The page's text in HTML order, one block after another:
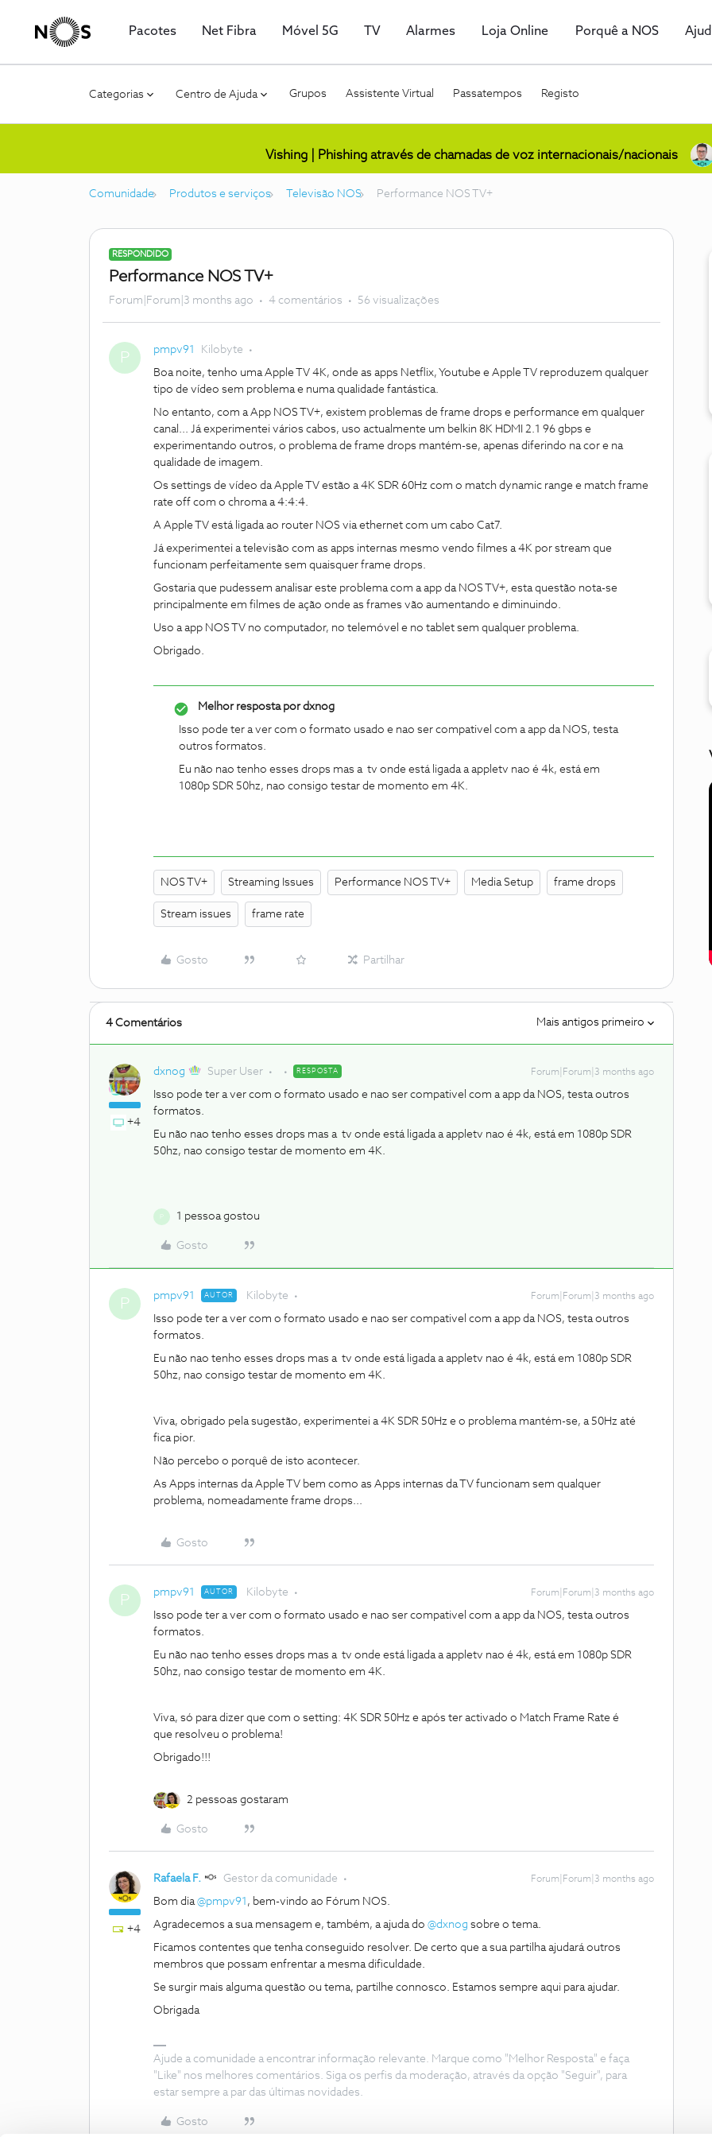
Pacotes Net Fibra Móvel 5G TV Alarmes Loja Online Porquê a NOS
Categorias Centro de Ajuda Grupos Assistente Virtual Passatempos Registo
Vishing | Phishing através de chamadas de voz internacionais/nacionais
Comunidade Produtos e serviços Televisão NOS Performance NOS TV+
RESPONDIDO
Performance NOS TV+
Forum|Forum|3 months ago 4 comentários 56 visualizações
P pmpv91 Kilobyte
Boa noite, tenho uma Apple TV 4K, onde as apps Netflix, Youtube e Apple TV reproduzem qualquer
tipo de vídeo sem problema e numa qualidade fantástica.
No entanto, com a App NOS TV+, existem problemas de frame drops e performance em qualquer
canal... Já experimentei vários cabos, uso actualmente um belkin 8K HDMI 2.1 96 gbps e
experimentando outros, o problema de frame drops mantém-se, apenas diferindo na cor e na
qualidade de imagem.
Os settings de vídeo da Apple TV estão a 4K SDR 60Hz com o match dynamic range e match frame
rate off com o chroma a 4:4:4.
A Apple TV está ligada ao router NOS via ethernet com um cabo Cat7.
Já experimentei a televisão com as apps internas mesmo vendo filmes a 4K por stream que
funcionam perfeitamente sem quaisquer frame drops.
Gostaria que pudessem analisar este problema com a app da NOS TV+, esta questão nota-se
principalmente em filmes de ação onde as frames vão aumentando e diminuindo.
Uso a app NOS TV no computador, no telemóvel e no tablet sem qualquer problema.
Obrigado.
Melhor resposta pordxnog
Isso pode ter a ver com o formato usado e nao ser compativel com a app da NOS, testa
outros formatos.
Eu não nao tenho esses drops mas a tv onde está ligada a appletv nao é 4k, está em
1080p SDR 50hz, nao consigo testar de momento em 4K.
NOS TV+ Streaming Issues Performance NOS TV+ Media Setup frame drops
Stream issues frame rate
Gosto Partilhar
4 Comentários Mais antigos primeiro
+4
dxnog Super User RESPOSTA Forum|Forum|3 months ago
Isso pode ter a ver com o formato usado e nao ser compativel com a app da NOS, testa outros
formatos.
Eu não nao tenho esses drops mas a tv onde está ligada a appletv nao é 4k, está em 1080p SDR
50hz, nao consigo testar de momento em 4K.
1 pessoa gostou
Gosto
P pmpv91 AUTOR Kilobyte Forum|Forum|3 months ago
Isso pode ter a ver com o formato usado e nao ser compativel com a app da NOS, testa outros
formatos.
Eu não nao tenho esses drops mas a tv onde está ligada a appletv nao é 4k, está em 1080p SDR
50hz, nao consigo testar de momento em 4K.
Viva, obrigado pela sugestão, experimentei a 4K SDR 50Hz e o problema mantém-se, a 50Hz até
fica pior.
Não percebo o porquê de isto acontecer.
As Apps internas da Apple TV bem como as Apps internas da TV funcionam sem qualquer
problema, nomeadamente frame drops...
Gosto
P pmpv91 AUTOR Kilobyte Forum|Forum|3 months ago
Isso pode ter a ver com o formato usado e nao ser compativel com a app da NOS, testa outros
formatos.
Eu não nao tenho esses drops mas a tv onde está ligada a appletv nao é 4k, está em 1080p SDR
50hz, nao consigo testar de momento em 4K.
Viva, só para dizer que com o setting: 4K SDR 50Hz e após ter activado o Match Frame Rate é
que resolveu o problema!
Obrigado!!!
2 pessoas gostaram
Gosto
+4
Rafaela F. Gestor da comunidade Forum|Forum|3 months ago
Bom dia ​@pmpv91 , bem-vindo ao Fórum NOS.
Agradecemos a sua mensagem e, também, a ajuda do ​ @dxnog sobre o tema.
Ficamos contentes que tenha conseguido resolver. De certo que a sua partilha ajudará outros
membros que possam enfrentar a mesma dificuldade.
Se surgir mais alguma questão ou tema, partilhe connosco. Estamos sempre aqui para ajudar.
Obrigada
Ajude a comunidade a encontrar informação relevante. Marque como "Melhor Resposta" e faça
"Like" nos melhores comentários. Siga os perfis da moderação, através da opção "Seguir", para
estar sempre a par das últimas novidades.
Gosto